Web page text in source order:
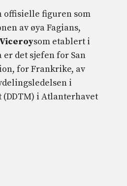
offisielle figuren som
av øya Fagians,
som etablert i
det sjefen for San
for Frankrike, av
i
i Atlanterhavet